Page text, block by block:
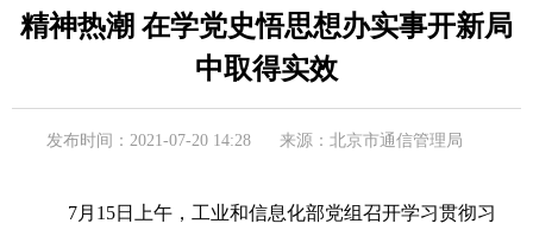
精神热潮 在学党史悟思想办实事开新局
中取得实效
发布时间：2021-07-20 14:28 来源：北京市通信管理局
7月15日上午，工业和信息化部党组召开学习贯彻习